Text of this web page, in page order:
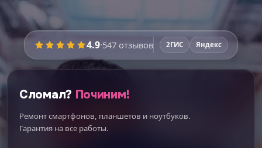
4.9·547 отзывов 2ГИС Яндекс
Сломал? Починим!
Ремонт смартфонов, планшетов и ноутбуков.
Гарантия на все работы.